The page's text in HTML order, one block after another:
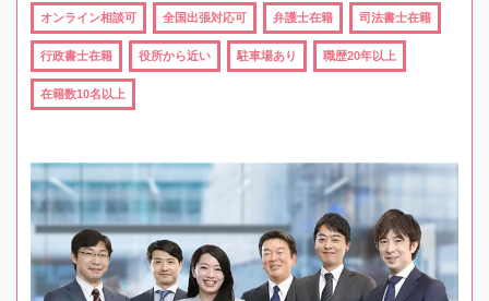
オンライン相談可 全国出張対応可 弁護士在籍 司法書士在籍
行政書士在籍 役所から近い 駐車場あり 職歴20年以上
在籍数10名以上